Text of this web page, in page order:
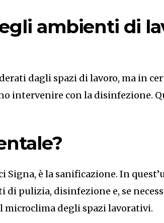
ambienti di
dagli spazi di lavoro, ma in
intervenire con la disinfezione.
è la sanificazione. In
pulizia, disinfezione e, se
degli spazi lavorativi.